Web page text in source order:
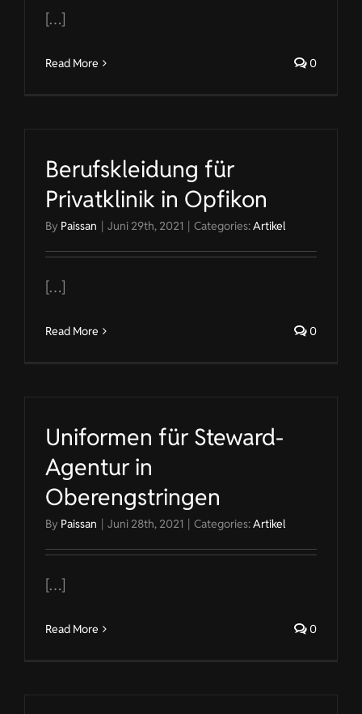
[…]
Read More 0
Berufskleidung für
Privatklinik in Opfikon
By Paissan | Juni 29th, 2021 | Categories:Artikel
[…]
Read More 0
Uniformen für Steward-
Agentur in
Oberengstringen
By Paissan | Juni 28th, 2021 | Categories:Artikel
[…]
Read More 0